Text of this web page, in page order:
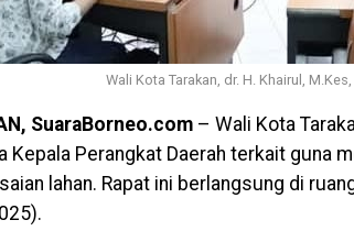
Wali Kota Tarakan, dr. H. Khairul,
SuaraBorneo.com – Wali Kota
Kepala Perangkat Daerah terkait guna
lahan. Rapat ini berlangsung di